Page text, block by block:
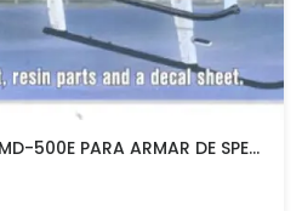
MODELO A ESCALA 1/72 MD-500E PARA ARMAR DE SPECIAL HOBBY